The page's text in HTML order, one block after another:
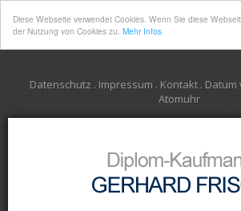
Diese Webseite verwendet Cookies. Wenn Sie diese
der Nutzung von Cookies zu. Mehr Infos
Datenschutz . Impressum . Kontakt. Datum
Atomuhr